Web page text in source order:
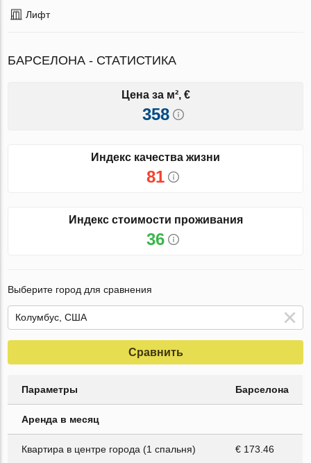
Лифт
БАРСЕЛОНА - СТАТИСТИКА
Цена за м², €
358
Индекс качества жизни
81
Индекс стоимости проживания
36
Выберите город для сравнения
Сравнить
Параметры Барселона
Аренда в месяц
Квартира в центре города (1 спальня) € 173.46